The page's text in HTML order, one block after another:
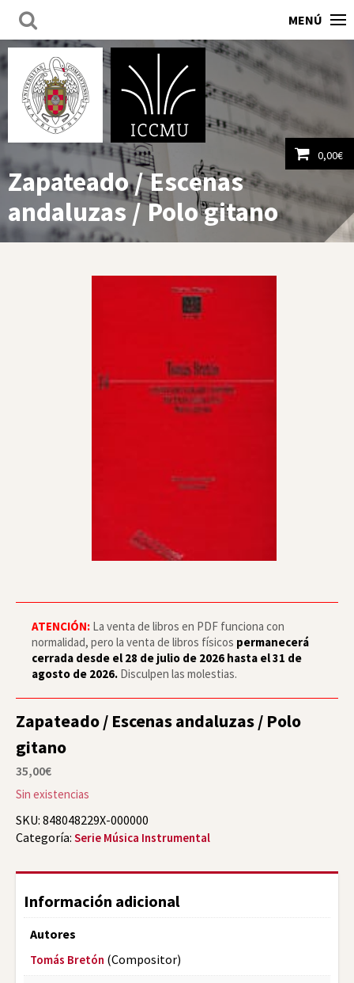
MENÚ
0,00€
Ver carrito
Zapateado / Escenas
andaluzas / Polo gitano
ATENCIÓN: La venta de libros en PDF funciona con
normalidad, pero la venta de libros físicos permanecerá
cerrada desde el 28 de julio de 2026 hasta el 31 de
agosto de 2026. Disculpen las molestias.
Zapateado / Escenas andaluzas / Polo
gitano
35,00€
Sin existencias
SKU: 848048229X-000000
Categoría: Serie Música Instrumental
Información adicional
Autores
Tomás Bretón (Compositor)